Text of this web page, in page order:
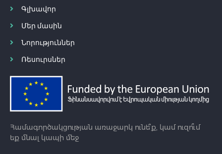
Գլխավոր
Մեր մասին
Նորություններ
Ռեսուրսներ
Համագործակցության առաջարկ ունե՞ք, կամ ուզո՞ւմ
եք մնալ կապի մեջ